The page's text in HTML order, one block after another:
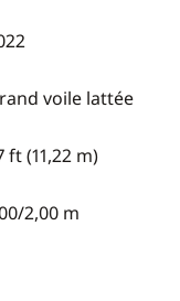
voile lattée
ft (11,22 m)
2,00 m